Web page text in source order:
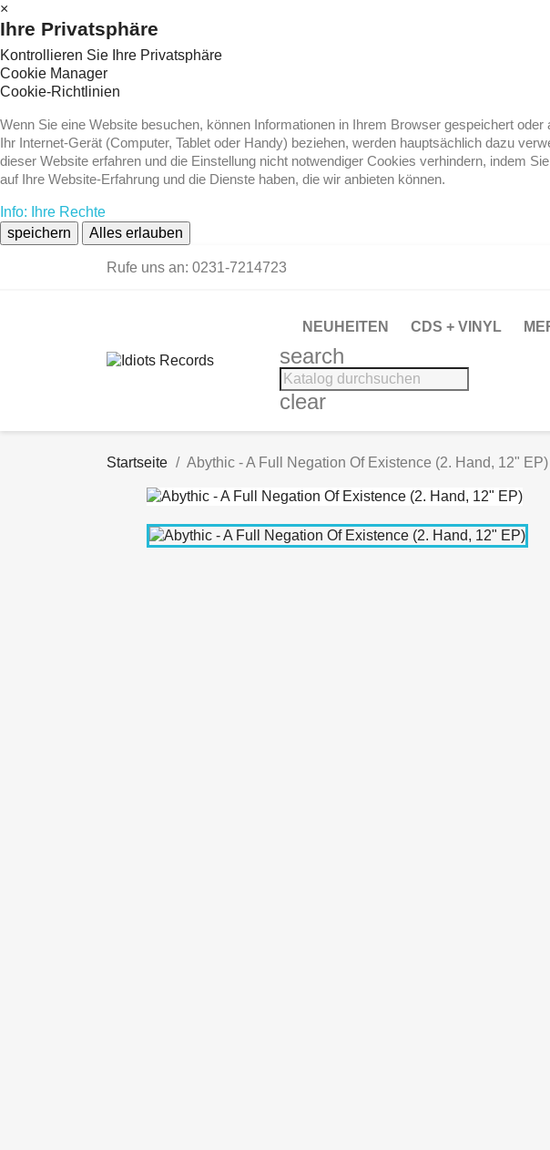
×
Ihre Privatsphäre
Kontrollieren Sie Ihre Privatsphäre
Cookie Manager
Cookie-Richtlinien
Wenn Sie eine Website besuchen, können Informationen in Ihrem Browser gespeichert
Ihr Internet-Gerät (Computer, Tablet oder Handy) beziehen, werden hauptsächlich dazu
dieser Website erfahren und die Einstellung nicht notwendiger Cookies verhindern, indem
auf Ihre Website-Erfahrung und die Dienste haben, die wir anbieten können.
Info: Ihre Rechte
speichern
Alles erlauben
Rufe uns an: 0231-7214723
NEUHEITEN CDS + VINYL
search
clear
Startseite Abythic - A Full Negation Of Existence (2. Hand, 12" EP)